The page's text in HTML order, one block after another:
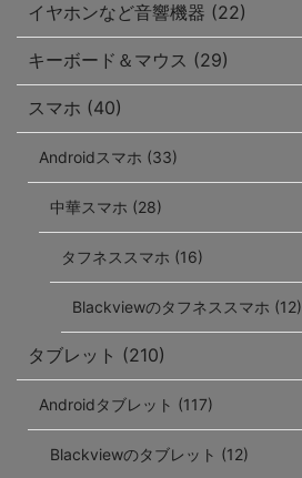
イヤホンなど音響機器 (22)
キーボード＆マウス (29)
スマホ (40)
Androidスマホ (33)
中華スマホ (28)
タフネススマホ (16)
Blackviewのタフネススマホ (12)
タブレット (210)
Androidタブレット (117)
Blackviewのタブレット (12)